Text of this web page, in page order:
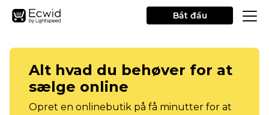
Bắt đầu
Alt hvad du behøver for at
sælge online
Opret en onlinebutik på få minutter for at